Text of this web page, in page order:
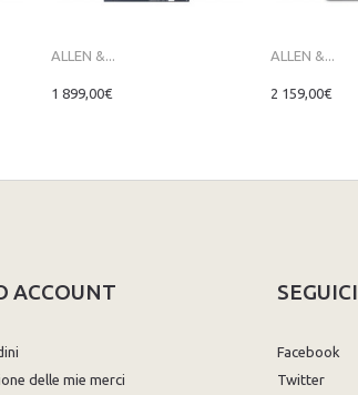
ALLEN &...
1 899,00€
ALLEN &...
2 159,00€
ACCOUNT
delle mie merci
SEGUICI
Facebook
Twitter